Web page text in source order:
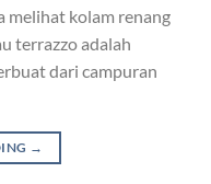
melihat kolam renang
terrazzo adalah
dari campuran
→